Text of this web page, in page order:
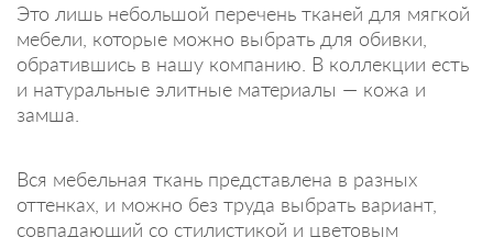
Это лишь небольшой перечень тканей для мягкой
мебели, которые можно выбрать для обивки,
обратившись в нашу компанию. В коллекции есть
и натуральные элитные материалы — кожа и
замша.
Вся мебельная ткань представлена в разных
оттенках, и можно без труда выбрать вариант,
совпадающий со стилистикой и цветовым